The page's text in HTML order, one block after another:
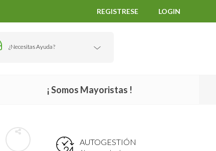
REGISTRESE LOGIN
¿Necesitas Ayuda?
¡ Somos Mayoristas !
AUTOGESTIÓN